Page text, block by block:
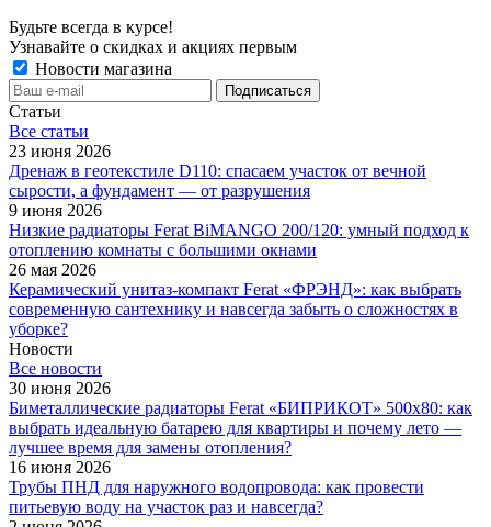
Будьте всегда в курсе!
Узнавайте о скидках и акциях первым
Новости магазина
Статьи
Все cтатьи
23 июня 2026
Дренаж в геотекстиле D110: спасаем участок от вечной
сырости, а фундамент — от разрушения
9 июня 2026
Низкие радиаторы Ferat BiMANGO 200/120: умный подход к
отоплению комнаты с большими окнами
26 мая 2026
Керамический унитаз-компакт Ferat «ФРЭНД»: как выбрать
современную сантехнику и навсегда забыть о сложностях в
уборке?
Новости
Все новости
30 июня 2026
Биметаллические радиаторы Ferat «БИПРИКОТ» 500x80: как
выбрать идеальную батарею для квартиры и почему лето —
лучшее время для замены отопления?
16 июня 2026
Трубы ПНД для наружного водопровода: как провести
питьевую воду на участок раз и навсегда?